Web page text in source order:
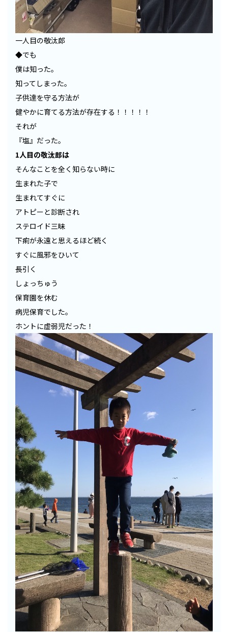
一人目の敬汰郎
◆でも
僕は知った。
知ってしまった。
子供達を守る方法が
健やかに育てる方法が存在する！！！！！
それが
『塩』だった。
1人目の敬汰郎は
そんなことを全く知らない時に
生まれた子で
生まれてすぐに
アトピーと診断され
ステロイド三昧
下痢が永遠と思えるほど続く
すぐに風邪をひいて
長引く
しょっちゅう
保育園を休む
病児保育でした。
ホントに虚弱児だった！